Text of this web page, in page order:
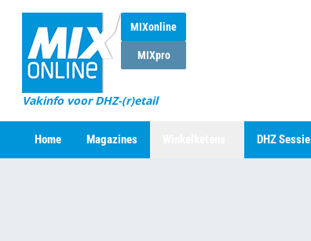
MIXonline
MIXpro
Vakinfo voor DHZ-(r)etail
Home Magazines DHZ Sessie